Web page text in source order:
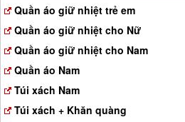
Quần áo giữ nhiệt trẻ em
Quần áo giữ nhiệt cho Nữ
Quần áo giữ nhiệt cho Nam
Quần áo Nam
Túi xách Nam
Túi xách + Khăn quàng